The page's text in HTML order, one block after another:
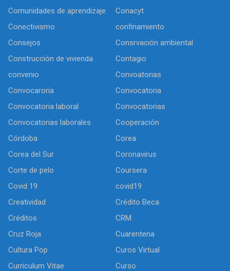
Comunidades de aprendizaje
Conacyt
Conectivismo
confinamiento
Consejos
Consrvación ambiental
Construcción de vivienda
Contagio
convenio
Convoatorias
Convocaroria
Convocatoria
Convocatoria laboral
Convocatorias
Convocatorias laborales
Cooperación
Córdoba
Corea
Corea del Sur
Coronavirus
Corte de pelo
Coursera
Covid 19
covid19
Creatividad
Crédito Beca
Créditos
CRM
Cruz Roja
Cuarentena
Cultura Pop
Curos Virtual
Curriculum Vitae
Curso